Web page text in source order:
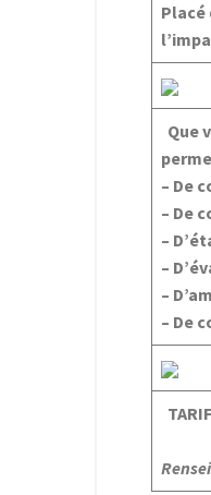
Placé
Que
– De
– De
–
–
–
– De